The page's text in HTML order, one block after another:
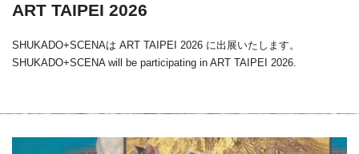
ART TAIPEI 2026
SHUKADO+SCENAは ART TAIPEI 2026 に出展いたします。
SHUKADO+SCENA will be participating in ART TAIPEI 2026.